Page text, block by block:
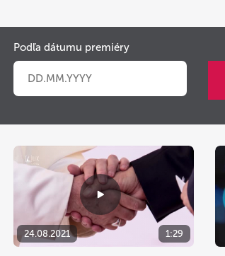
Podľa dátumu premiéry
Ut St Št So
27 28 29 30 31 2
3 5 7 9
10 11 12 13 14 15 16
17 18 19 20 21 22 23
24.08.2021 1:29